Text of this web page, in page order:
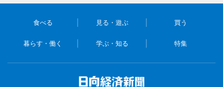
食べる 見る・遊ぶ 買う
暮らす・働く 学ぶ・知る 特集